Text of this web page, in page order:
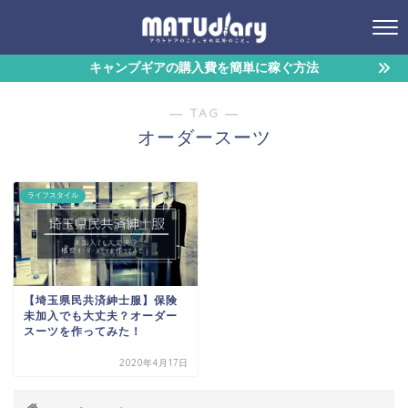
キャンプギアの購入費を簡単に稼ぐ方法
― TAG ―
オーダースーツ
ライフスタイル
【埼玉県民共済紳士服】保険
未加入でも大丈夫？オーダー
スーツを作ってみた！
2020年4月17日